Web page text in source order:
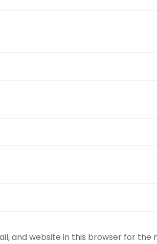
and website in this browser for the